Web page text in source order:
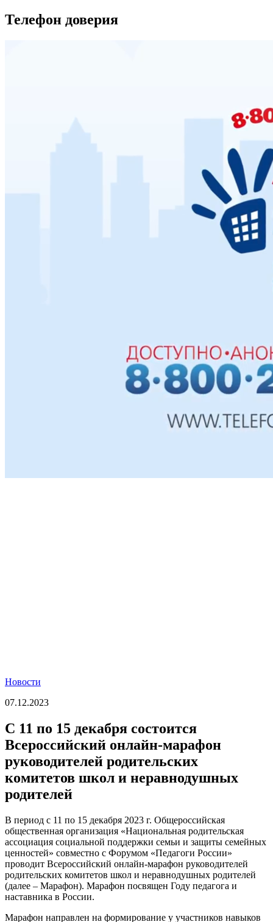
Телефон доверия
Новости
07.12.2023
С 11 по 15 декабря состоится
Всероссийский онлайн-марафон
руководителей родительских
комитетов школ и неравнодушных
родителей
В период с 11 по 15 декабря 2023 г. Общероссийская
общественная организация «Национальная родительская
ассоциация социальной поддержки семьи и защиты семейных
ценностей» совместно с Форумом «Педагоги России»
проводит Всероссийский онлайн-марафон руководителей
родительских комитетов школ и неравнодушных родителей
(далее – Марафон). Марафон посвящен Году педагога и
наставника в России.
Марафон направлен на формирование у участников навыков